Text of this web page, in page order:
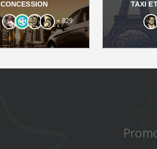
CONCESSION
+ 829
TAXI